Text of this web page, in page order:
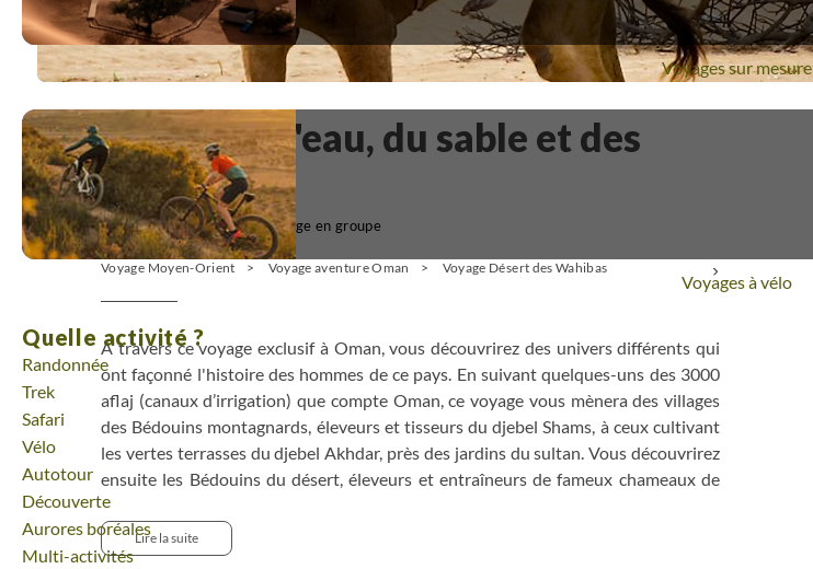
Voyages sur mesure
Voyages à vélo
Quelle activité ?
Randonnée
Trek
Safari
Vélo
Autotour
Découverte
Aurores boréales
Multi-activités
Oman : de l'eau, du sable et des
hommes
(15) Voyage en groupe
Voyage Moyen-Orient Voyage aventure Oman Voyage Désert des Wahibas +
A travers ce voyage exclusif à Oman, vous découvrirez des univers différents qui
ont façonné l'histoire des hommes de ce pays. En suivant quelques-uns des 3000
aflaj (canaux d’irrigation) que compte Oman, ce voyage vous mènera des villages
des Bédouins montagnards, éleveurs et tisseurs du djebel Shams, à ceux cultivant
les vertes terrasses du djebel Akhdar, près des jardins du sultan. Vous découvrirez
ensuite les Bédouins du désert, éleveurs et entraîneurs de fameux chameaux de
courses, pour finir par rejoindre la mer où les Bédouins pêcheurs font perdurer la
tradition de la pêche artisanale en mer d’Arabie. Le soir venu, des petits
hébergements confortables vous attendront pour un repos mérité après de très
Lire la suite